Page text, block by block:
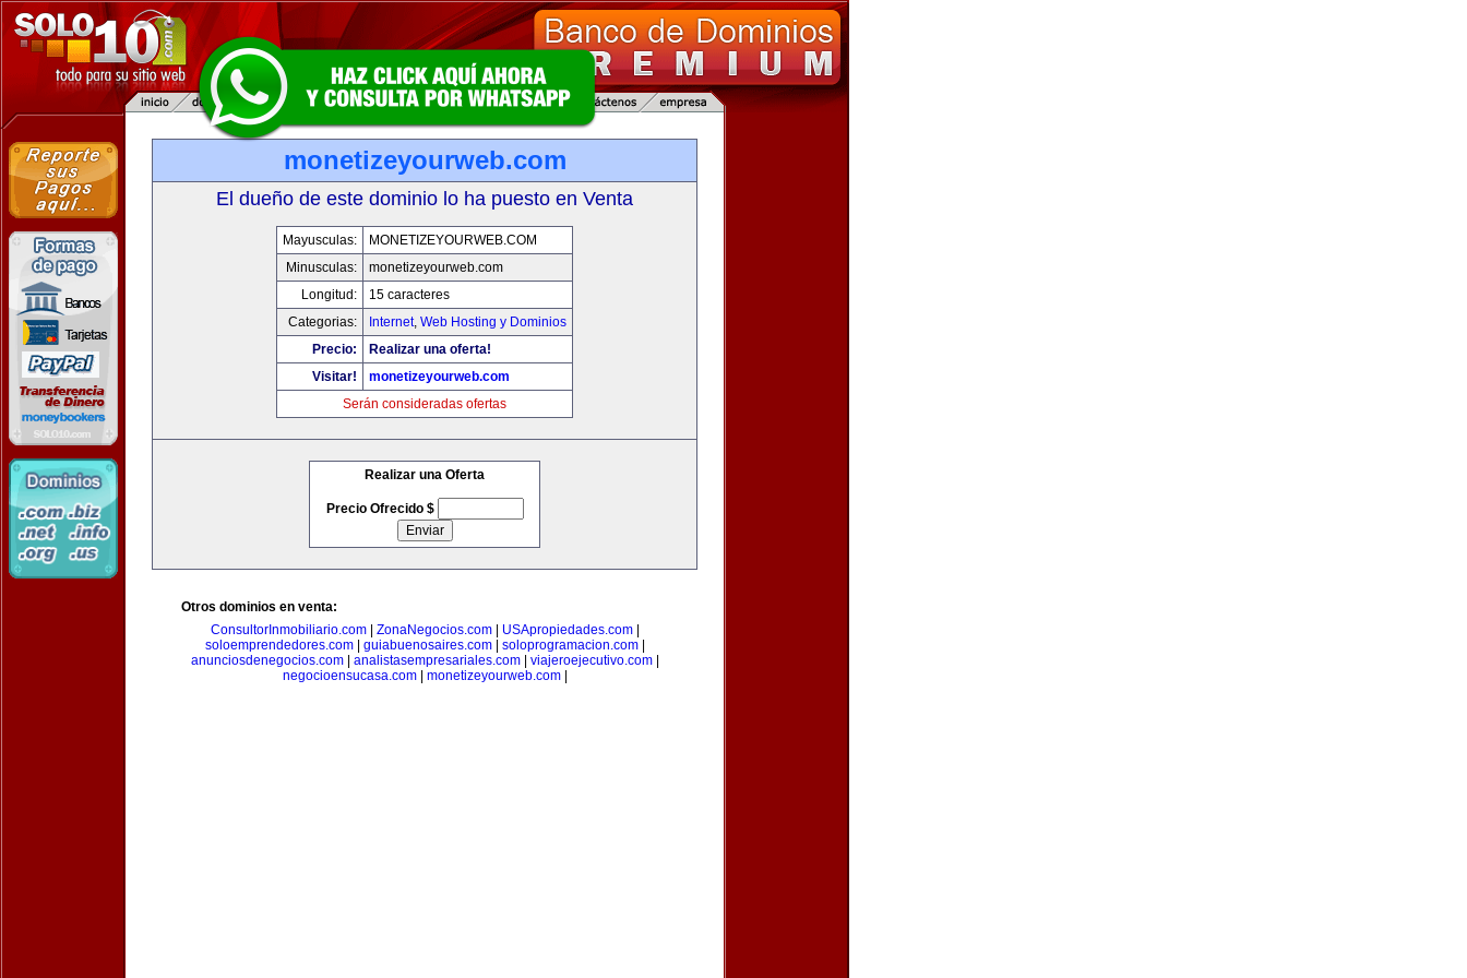
monetizeyourweb.com
El dueño de este dominio lo ha puesto en Venta
Mayusculas:
MONETIZEYOURWEB.COM
Minusculas:
monetizeyourweb.com
Longitud:
15 caracteres
Categorias:
Internet, Web Hosting y Dominios
Precio:
Realizar una oferta!
Visitar!
monetizeyourweb.com
Serán consideradas ofertas
Realizar una Oferta
Precio Ofrecido $
Otros dominios en venta:
ConsultorInmobiliario.com| ZonaNegocios.com| USApropiedades.com|
soloemprendedores.com| guiabuenosaires.com| soloprogramacion.com|
anunciosdenegocios.com| analistasempresariales.com| viajeroejecutivo.com|
negocioensucasa.com| monetizeyourweb.com|